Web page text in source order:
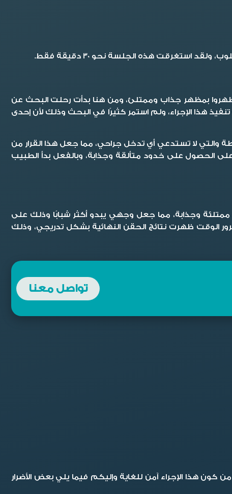
هذه الجلسة نحو 30 دقيقة فقط.
بمظهر جذاب وممتلئ، ومن هنا بدأت رحلت البحث عن
هذا الإجراء، ولم استمر كثيرًا في البحث وذلك لأن إحدى
والتي لا تستدعي أي تدخل جراحي، مما جعل هذا القرار من
الحصول على خدود متألقة وجذابة، وبالفعل بدأ الطبيب
وجذابة، مما جعل وجهي يبدو أكثر شبابًا وذلك على
الوقت ظهرت نتائج الحقن النهائية بشكل تدريجي، وذلك
تواصل معنا
هذا الإجراء آمن للغاية وإليكم فيما يلي بعض الأضرار